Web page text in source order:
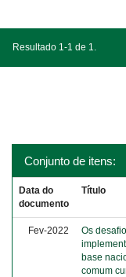
Resultado 1-1 de 1.
Conjunto de itens:
Data do
documento
Título
Fev-2022
Os
base
comum